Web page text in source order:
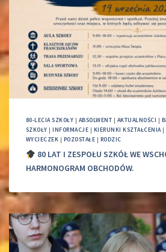
80-LECIA SZKOŁY | ABSOLWENT | AKTUALNOŚCI |
SZKOŁY |INFORMACJE | KIERUNKI KSZTAŁCENIA|
WYCIECZEK | POZOSTAŁE | RODZIC
80 LAT I ZESPOŁU SZKÓŁ WE
HARMONOGRAM OBCHODÓW.